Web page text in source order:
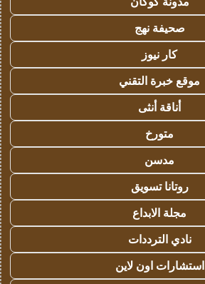
صحيفة نهج
كار نيوز
موقع خبرة التقني
أناقة أنثى
متورخ
مدسن
روتانا تسويق
مجلة الابداع
نادي الترددات
استشارات اون لاين